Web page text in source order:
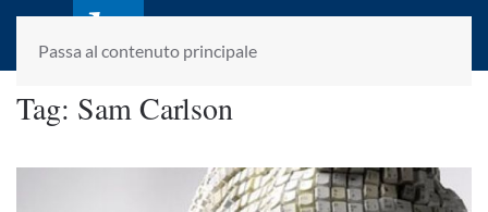
Passa al contenuto principale
laletteraturaenoi.it
fondato da Romano Luperini
Tag: Sam Carlson